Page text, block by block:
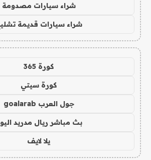
شراء سيارات مصدومة
شراء سيارات قديمة
كورة 365
كورة سيتي
جول العرب goalarab
بث مباشر ريال مدريد
يلا لايف